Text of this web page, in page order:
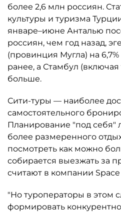
более 2,6 млн россиян.
культуры и туризма
январе–июне Анталью
россиян, чем год назад,
(провинция Мугла) на
ранее, а Стамбул (включая
больше.
Сити-туры — наиболее
самостоятельного
Планирование "под себя"
более размеренного
посмотреть как можно
собирается выезжать за
считают в компании Space
"Но туроператоры в этом
формировать